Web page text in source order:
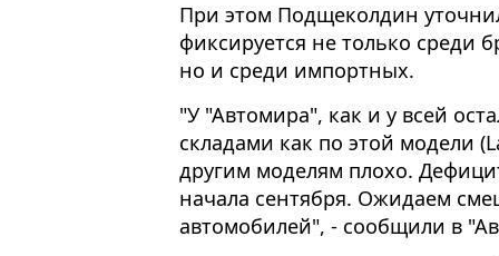
При этом Подщеколдин
фиксируется не только среди
но и среди импортных.
"У "Автомира", как и у всей
складами как по этой модели
другим моделям плохо.
начала сентября. Ожидаем
автомобилей", - сообщили в